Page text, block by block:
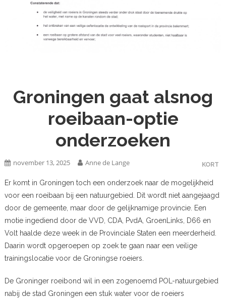
Groningen gaat alsnog
roeibaan-optie
onderzoeken
KORT
november 13, 2025 Anne de Lange
Er komt in Groningen toch een onderzoek naar de mogelijkheid
voor een roeibaan bij een natuurgebied. Dit wordt niet aangejaagd
door de gemeente, maar door de gelijknamige provincie. Een
motie ingediend door de VVD, CDA, PvdA, GroenLinks, D66 en
Volt haalde deze week in de Provinciale Staten een meerderheid.
Daarin wordt opgeroepen op zoek te gaan naar een veilige
trainingslocatie voor de Groningse roeiers.
De Groninger roeibond wil in een zogenoemd POL-natuurgebied
nabij de stad Groningen een stuk water voor de roeiers